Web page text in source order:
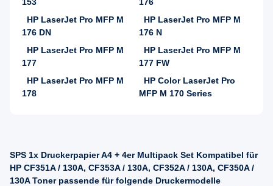
153
176
HP LaserJet Pro MFP M
176 DN
HP LaserJet Pro MFP M
176 N
HP LaserJet Pro MFP M
177
HP LaserJet Pro MFP M
177 FW
HP LaserJet Pro MFP M
178
HP Color LaserJet Pro
MFP M 170 Series
SPS 1x Druckerpapier A4 + 4er Multipack Set Kompatibel für
HP CF351A / 130A, CF353A / 130A, CF352A / 130A, CF350A /
130A Toner passende für folgende Druckermodelle